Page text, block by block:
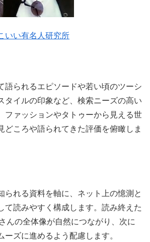
いい有名人研究所
語られるエピソードや若い頃のツーシ
タイルの印象など、検索ニーズの高い
ファッションやタトゥーから見える世
どころや語られてきた評価を俯瞰しま
られる資料を軸に、ネット上の憶測と
て読みやすく構成します。読み終えた
んの全体像が自然につながり、次に
ーズに進めるよう配慮します。